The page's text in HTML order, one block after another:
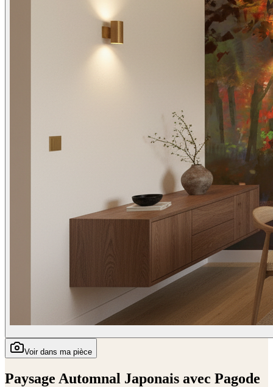
Voir dans ma pièce
Paysage Automnal Japonais avec Pagode